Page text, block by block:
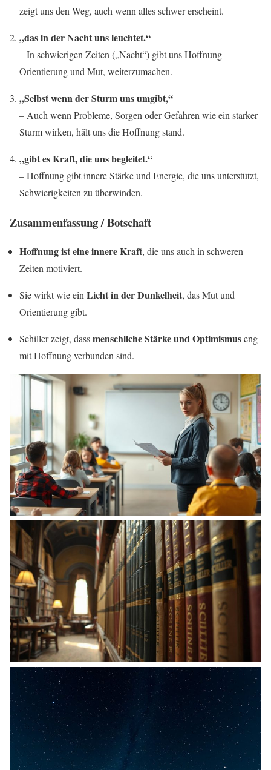
zeigt uns den Weg, auch wenn alles schwer erscheint.
„das in der Nacht uns leuchtet.“
– In schwierigen Zeiten („Nacht“) gibt uns Hoffnung
Orientierung und Mut, weiterzumachen.
„Selbst wenn der Sturm uns umgibt,“
– Auch wenn Probleme, Sorgen oder Gefahren wie ein starker
Sturm wirken, hält uns die Hoffnung stand.
„gibt es Kraft, die uns begleitet.“
– Hoffnung gibt innere Stärke und Energie, die uns unterstützt,
Schwierigkeiten zu überwinden.
Zusammenfassung / Botschaft
Hoffnung ist eine innere Kraft, die uns auch in schweren
Zeiten motiviert.
Sie wirkt wie einLicht in der Dunkelheit, das Mut und
Orientierung gibt.
Schiller zeigt, dassmenschliche Stärke und Optimismuseng
mit Hoffnung verbunden sind.